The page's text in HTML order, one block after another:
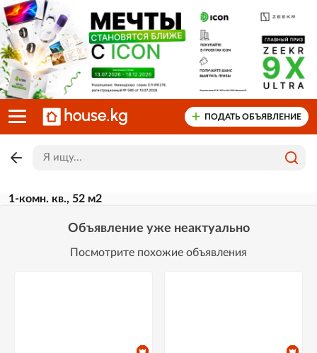
ПОДАТЬ ОБЪЯВЛЕНИЕ
1-комн. кв., 52 м2
Объявление уже неактуально
Посмотрите похожие объявления